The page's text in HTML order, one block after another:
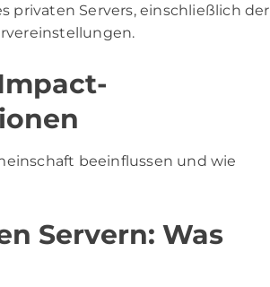
privaten Servers, einschließlich der
beeinflussen und wie
Servern: Was